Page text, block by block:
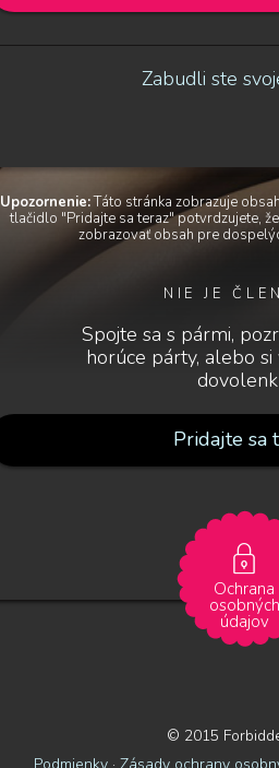
Zabudli ste
Upozornenie:Táto stránka zobrazuje
tlačidlo "Pridajte sa teraz" potvrdzujete,
zobrazovať obsah pre
NIE JE
Spojte sa s pármi,
horúce párty, alebo
Pridajte sa
Ochrana
osobných
údajov
© 2015